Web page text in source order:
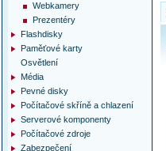
Webkamery
Prezentéry
Flashdisky
Paměťové karty
Osvětlení
Média
Pevné disky
Počítačové skříně a chlazení
Serverové komponenty
Počítačové zdroje
Zabezpečení